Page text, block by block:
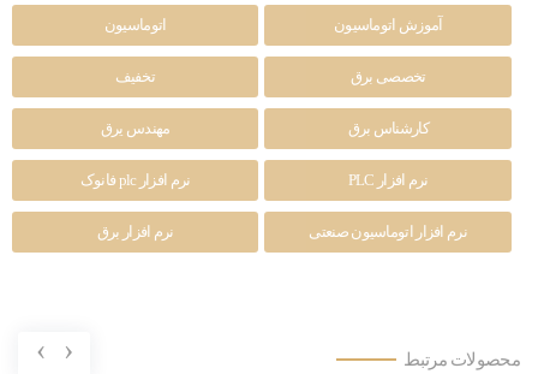
آموزش اتوماسیون اتوماسیون
تخصصی برق تخفیف
کارشناس برق مهندس یرق
نرم افزار PLC نرم افزار plc فانوک
نرم افزار اتوماسیون صنعتی نرم افزار برق
محصولات مرتبط ‹
›